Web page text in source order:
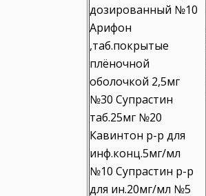
дозированный №10
Арифон
,таб.покрытые
плёночной
оболочкой 2,5мг
№30 Супрастин
таб.25мг №20
Кавинтон р-р для
инф.конц.5мг/мл
№10 Супрастин р-р
для ин.20мг/мл №5